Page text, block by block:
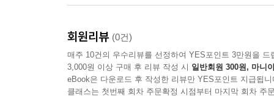
회원리뷰 (0건)
매주 10건의 우수리뷰를 선정하여 YES포인트 3만원을 드
3,000원 이상 구매 후 리뷰 작성 시 일반회원 300원, 마니
eBook은 다운로드 후 작성한 리뷰만 YES포인트 지급됩니
클래스는 첫번째 회차 주문확정 시점부터 마지막 회차 주